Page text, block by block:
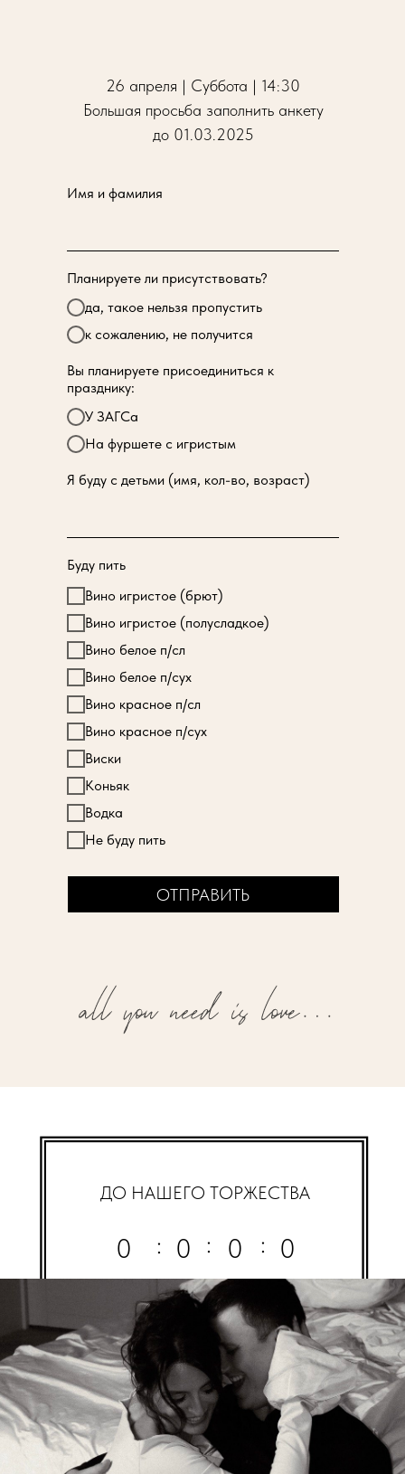
26 апреля | Суббота | 14:30
Большая просьба заполнить анкету
до 01.03.2025
Имя и фамилия
Планируете ли присутствовать?
да, такое нельзя пропустить
к сожалению, не получится
Вы планируете присоединиться к
празднику:
У ЗАГСа
На фуршете с игристым
Я буду с детьми (имя, кол-во, возраст)
Буду пить
Вино игристое (брют)
Вино игристое (полусладкое)
Вино белое п/сл
Вино белое п/сух
Вино красное п/сл
Вино красное п/сух
Виски
Коньяк
Водка
Не буду пить
ОТПРАВИТЬ
0 0 0 0
: : :
ДО НАШЕГО ТОРЖЕСТВА